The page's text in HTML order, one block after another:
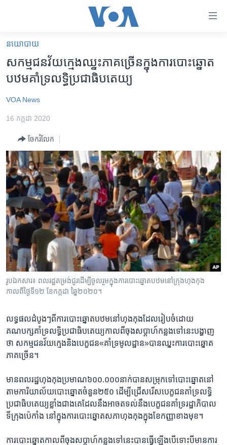
គេហទំព័រ​
ទាក់ទង
និង​
ទំព័រ​
ម្តង
រំលង​
និង​
ចូល​
ទៅ​
ទំព័រ​
រចនា
សម្ព័ន្ធ​
រំលង​
និង​
ទៅ​
ស្វែង​
អន្តរជាតិ
ហេឡូវីអូអេ
កម្ពុជាច្នៃប្រតិដ្ឋ
ព្រឹត្តិការណ៍ព័ត៌មាន
ទូរទស្សន៍ / វីដេអូ​
វិទ្យុ / ផតខាសថ៍
កម្មវិធីទាំងអស់
Khmer English
បណ្តាញ​សង្គម
ភាសា
នយោបាយ
សកម្មជន​វ័យ​ក្មេង​ឈ្នះ​ភាគ​ច្រើន​ក្នុង​​ការ​បោះឆ្នោត​
បឋម​គាំទ្រ​លទ្ធិប្រជាធិបតេយ្យ​
VOA News
16 កក្កដា 2020
ចែករំលែក
រូបឯកសារ៖ ពលរដ្ឋតម្រង់ជួរដើម្បីចូលរួមក្នុងការបោះឆ្នោតបឋមនៅក្រុងហុងកុង
កាលពីថ្ងៃទី១២ ខែកក្កដា ឆ្នៃ២០២០។
លទ្ធផល​ដំបូងៗ​ពី​ការ​បោះឆ្នោត​បឋមនៅ​ហុងកុង​ដែល​រៀបចំ​ដោយ​
គណបក្ស​គាំទ្រ​លទ្ធិប្រជាធិបតេយ្យកាល​ពី​ចុង​សប្តាហ៍​កន្លង​ទៅ​នេះបង្ហាញ​
ថា សកម្មជន​វ័យ​ក្មេង​និងបេក្ខជន​«គាំទ្រ​មូលដ្ឋាន»​បាន​ឈ្នះ​ការ​បោះឆ្នោត​
ភាគ​ច្រើន។
មាន​ពលរដ្ឋ​ហុងកុង​ប្រមាណ​៦០០.០០០​នាក់​បាន​សម្រុក​ទៅ​បោះឆ្នោត​នៅ​
តាម​ការិយាល័យ​បោះឆ្នោត​ចំនួន​២៥០​ ដើម្បី​ជ្រើសរើស​បេក្ខជន​គាំទ្រ​លទ្ធិ
ប្រជាធិបតេយ្យ​ខ្លាំង​ជាង​គេ​ដែល​នឹង​អាច​តទល់​នឹង​បេក្ខជន​គាំទ្រ​រដ្ឋាភិបាល​
ទី​ក្រុង​ប៉េកាំង នៅ​ក្នុង​ការ​បោះឆ្នោត​សភា​ហុងកុង​ក្នុង​ខែ​កញ្ញា​ខាង​មុខ។
ការ​បោះឆ្នោតកាល​ពី​ចុង​សប្តាហ៍​កន្លង​ទៅ​នេះ​បាន​ធ្វើ​ឡើង​បើ​ទោះ​បី​មាន​ការ​